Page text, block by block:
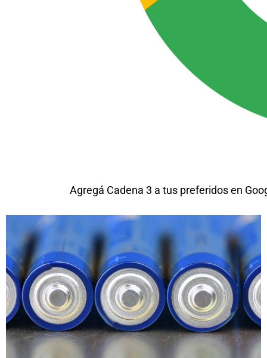
Agregá Cadena 3 a tus preferidos en